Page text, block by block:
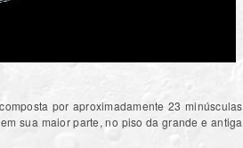
por aproximadamente 23 minúsculas
sua maior parte, no piso da grande e antiga